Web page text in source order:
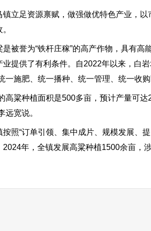
足资源禀赋，做强做优特色产业，以
誉为“铁杆庄稼”的高产作物，具有高
提供了有利条件。自2022年以来，白
一施肥、统一播种、统一管理、统一收
粱种植面积是500多亩，预计产量可达
远宽说。
“订单引领、集中成片、规模发展、提
2024年，全镇发展高粱种植1500余亩，